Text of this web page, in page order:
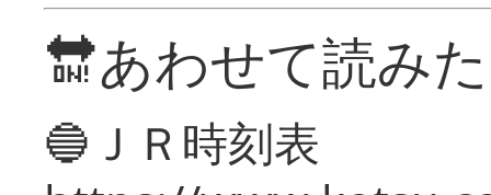
🔛あわせて読み
🔵ＪＲ時刻表